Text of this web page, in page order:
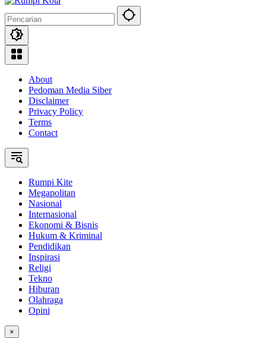
About
Pedoman Media Siber
Disclaimer
Privacy Policy
Terms
Contact
Rumpi Kite
Megapolitan
Nasional
Internasional
Ekonomi & Bisnis
Hukum & Kriminal
Pendidikan
Inspirasi
Religi
Tekno
Hiburan
Olahraga
Opini
×